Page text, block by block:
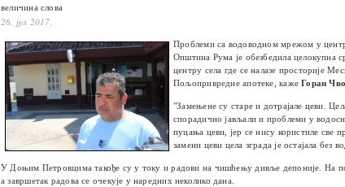
величина слова
26. јул 2017.
Проблеми са водоводном мрежом у
Општина Рума је обезбедила целокупна
центру села где се налазе просторије
Пољопривредне апотеке, кажеГоран
"Замењене су старе и дотрајале цеви .
спорадично јављали и проблеми у
пуцања цеви, јер се нису користиле све
замени цеви цела зграда је остајала без
У Доњим Петровцима такође су у току и радови на чишћењу дивље депоније. На
а завршетак радова се очекује у наредних неколико дана.